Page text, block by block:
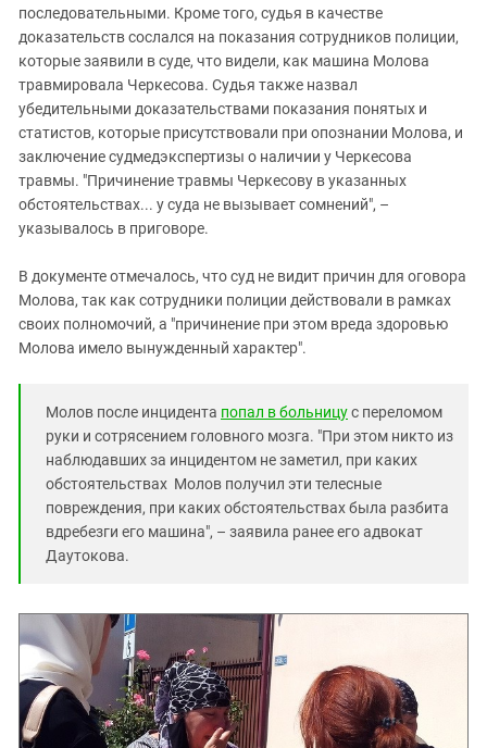
последовательными. Кроме того, судья в качестве
доказательств сослался на показания сотрудников полиции,
которые заявили в суде, что видели, как машина Молова
травмировала Черкесова. Судья также назвал
убедительными доказательствами показания понятых и
статистов, которые присутствовали при опознании Молова, и
заключение судмедэкспертизы о наличии у Черкесова
травмы. "Причинение травмы Черкесову в указанных
обстоятельствах... у суда не вызывает сомнений", –
указывалось в приговоре.
В документе отмечалось, что суд не видит причин для оговора
Молова, так как сотрудники полиции действовали в рамках
своих полномочий, а "причинение при этом вреда здоровью
Молова имело вынужденный характер".
Молов после инцидента попал в больницус переломом
руки и сотрясением головного мозга. "При этом никто из
наблюдавших за инцидентом не заметил, при каких
обстоятельствах Молов получил эти телесные
повреждения, при каких обстоятельствах была разбита
вдребезги его машина", – заявила ранее его адвокат
Даутокова.